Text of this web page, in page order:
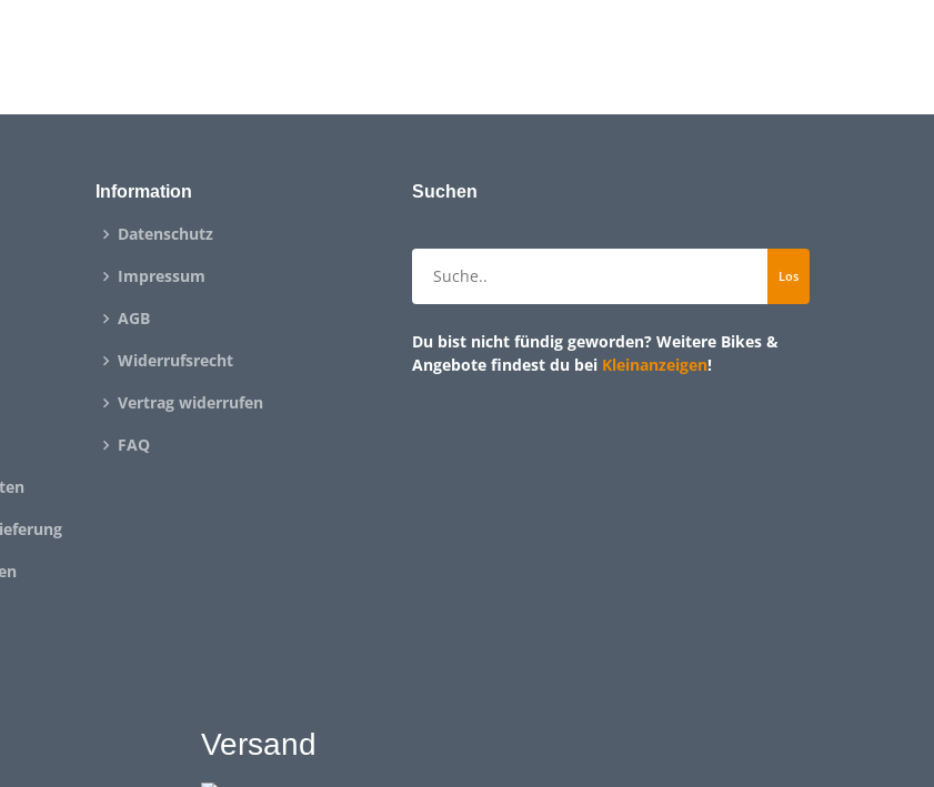
Information
Datenschutz
Impressum
AGB
Widerrufsrecht
Vertrag widerrufen
FAQ
Suchen
Du bist nicht fündig geworden? Weitere Bikes &
Angebote findest du bei Kleinanzeigen!
Versand